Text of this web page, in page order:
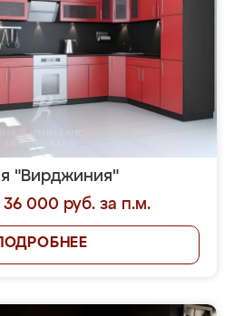
"Вирджиния"
36 000 руб. за п.м.